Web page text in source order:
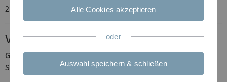
2 Semesterwochenstunden
Voraussetzungen
Grundvorlesungen in Wahrscheinlichkeitsrechnung und
Statistik
Alle Cookies akzeptieren
oder
Auswahl speichern & schließen